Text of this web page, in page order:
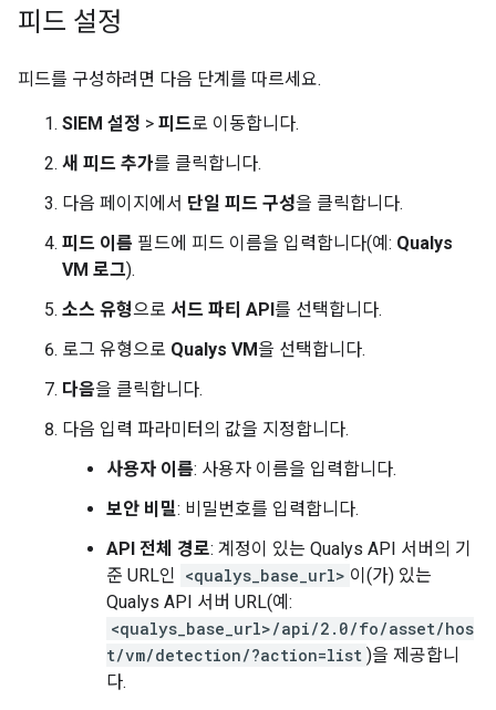
피드 설정
피드를 구성하려면 다음 단계를 따르세요.
SIEM 설정 > 피드로 이동합니다.
새 피드 추가를 클릭합니다.
다음 페이지에서 단일 피드 구성을 클릭합니다.
피드 이름 필드에 피드 이름을 입력합니다(예: Qualys
VM 로그).
소스 유형으로 서드 파티 API를 선택합니다.
로그 유형으로 Qualys VM을 선택합니다.
다음을 클릭합니다.
다음 입력 파라미터의 값을 지정합니다.
사용자 이름: 사용자 이름을 입력합니다.
보안 비밀: 비밀번호를 입력합니다.
API 전체 경로: 계정이 있는 Qualys API 서버의 기
준 URL인 <qualys_base_url> 이(가) 있는
Qualys API 서버 URL(예:
<qualys_base_url>/api/2.0/fo/asset/hos
t/vm/detection/?action=list )을 제공합니
다.